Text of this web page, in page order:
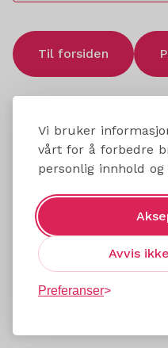
Vi bruker
vårt for å forbedre
personlig innhold
Avvis
Preferanser
Til forsiden